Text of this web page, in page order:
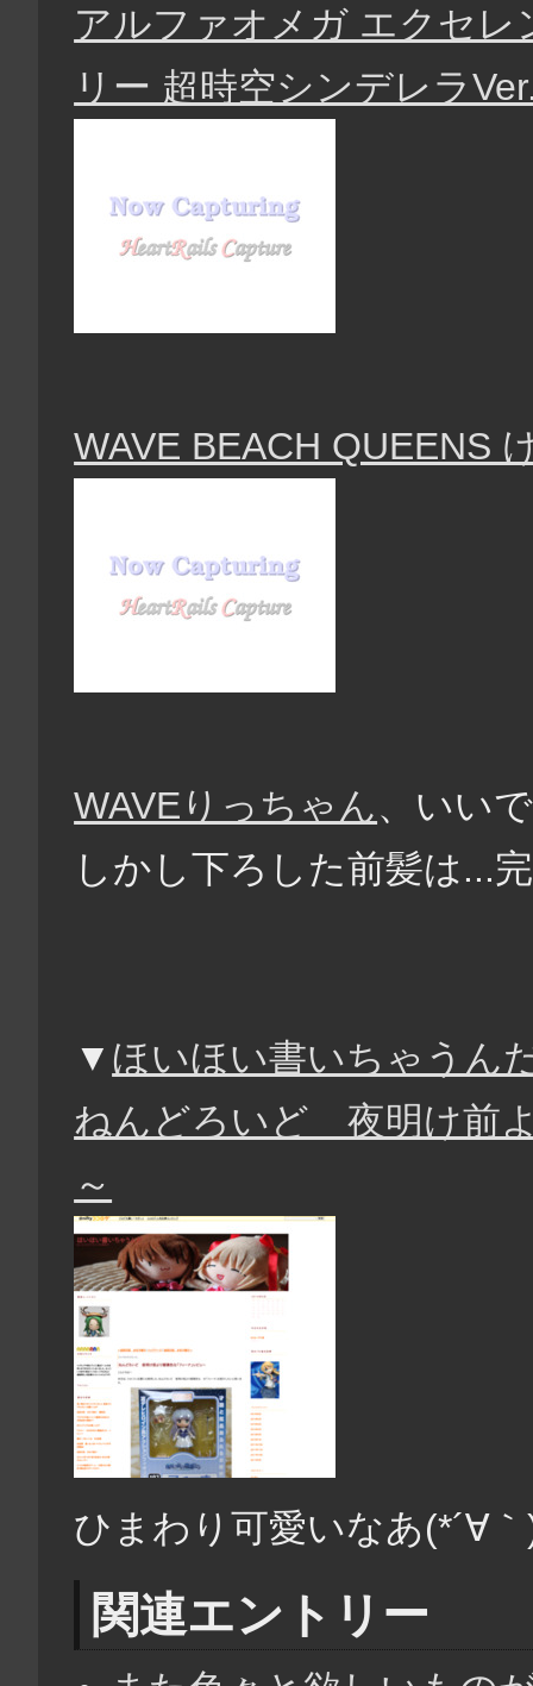
アルファオメガ エクセ
リー 超時空シンデレラ
WAVE BEACH QUEENS
WAVEりっちゃん、いい
しかし下ろした前髪は...
▼ ほいほい書いちゃうん
ねんどろいど 夜明け前
～
ひまわり可愛いなあ(*´∀
関連エントリー